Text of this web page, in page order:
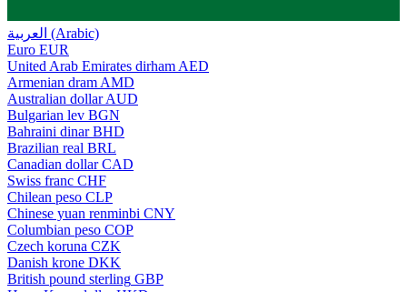
العربية (Arabic)
Euro EUR
United Arab Emirates dirham AED
Armenian dram AMD
Australian dollar AUD
Bulgarian lev BGN
Bahraini dinar BHD
Brazilian real BRL
Canadian dollar CAD
Swiss franc CHF
Chilean peso CLP
Chinese yuan renminbi CNY
Columbian peso COP
Czech koruna CZK
Danish krone DKK
British pound sterling GBP